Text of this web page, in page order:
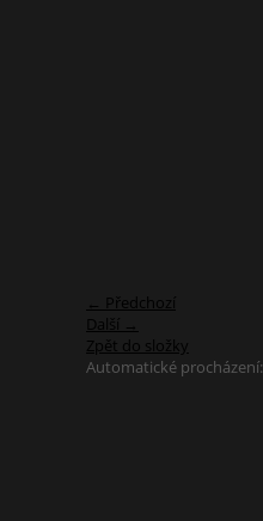
← Předchozí
Další →
Zpět do složky
Automatické procházení: